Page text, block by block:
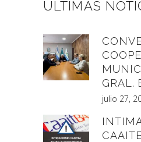
ÚLTIMAS
GRAL.
julio 27,